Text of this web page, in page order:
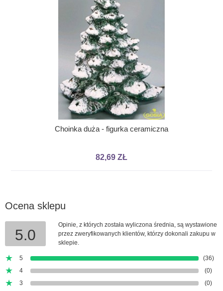
Choinka duża - figurka ceramiczna
82,69 ZŁ
Ocena sklepu
5.0
Opinie, z których została wyliczona średnia, są wystawione
przez zweryfikowanych klientów, którzy dokonali zakupu w
sklepie.
5
(36)
4
(0)
3
(0)